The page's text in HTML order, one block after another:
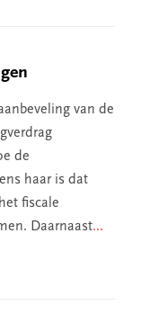
van de
de
haar is dat
fiscale
Daarnaast...